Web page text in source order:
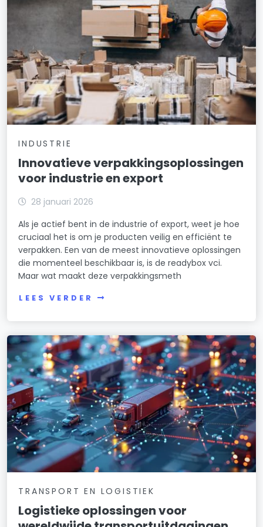
INDUSTRIE
Innovatieve verpakkingsoplossingen
voor industrie en export
28 januari 2026
Als je actief bent in de industrie of export, weet je hoe
cruciaal het is om je producten veilig en efficiënt te
verpakken. Een van de meest innovatieve oplossingen
die momenteel beschikbaar is, is de readybox vci.
Maar wat maakt deze verpakkingsmeth
LEES VERDER
TRANSPORT EN LOGISTIEK
Logistieke oplossingen voor